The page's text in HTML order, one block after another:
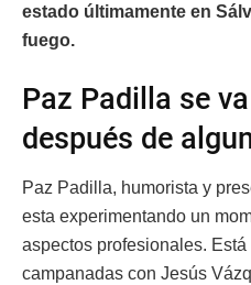
estado últimamente en
fuego.
Paz Padilla se
después de
Paz Padilla, humorista y
esta experimentando un
aspectos profesionales.
campanadas con Jesús